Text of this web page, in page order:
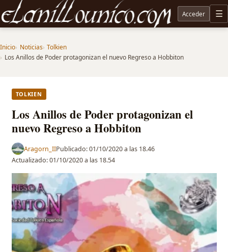
Noticias sobre Tolkien: El Señor de los Anillos, Los Anillos de Poder, La Caza de Gollum, la
Acceder
Inicio Noticias Tolkien
Los Anillos de Poder protagonizan el nuevo Regreso a Hobbiton
TOLKIEN
Los Anillos de Poder protagonizan el
nuevo Regreso a Hobbiton
Aragorn_IIPublicado:01/10/2020 a las 18.46
Actualizado:01/10/2020 a las 18.54